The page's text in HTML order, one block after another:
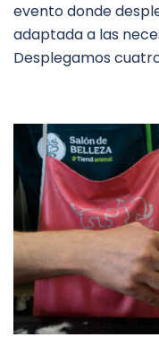
evento donde
adaptada a las
Desplegamos